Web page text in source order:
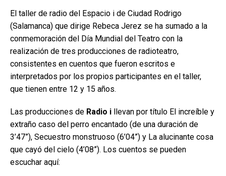
El taller de radio del Espacio i de Ciudad Rodrigo
(Salamanca) que dirige Rebeca Jerez se ha sumado a la
conmemoración del Día Mundial del Teatro con la
realización de tres producciones de radioteatro,
consistentes en cuentos que fueron escritos e
interpretados por los propios participantes en el taller,
que tienen entre 12 y 15 años.
Las producciones de Radio i llevan por título El increíble y
extraño caso del perro encantado (de una duración de
3’47”), Secuestro monstruoso (6’04”) y La alucinante cosa
que cayó del cielo (4’08”). Los cuentos se pueden
escuchar aquí: